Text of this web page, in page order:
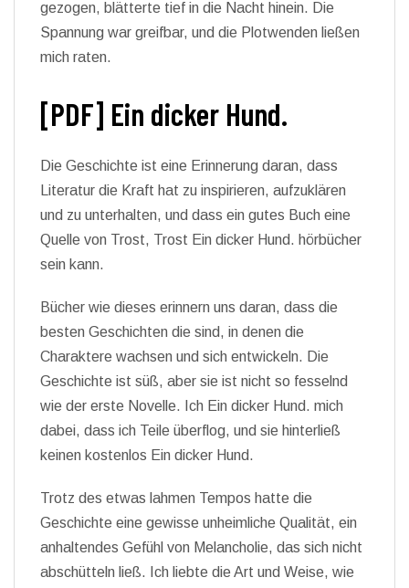
gezogen, blätterte tief in die Nacht hinein. Die
Spannung war greifbar, und die Plotwenden ließen
mich raten.
[PDF] Ein dicker Hund.
Die Geschichte ist eine Erinnerung daran, dass
Literatur die Kraft hat zu inspirieren, aufzuklären
und zu unterhalten, und dass ein gutes Buch eine
Quelle von Trost, Trost Ein dicker Hund. hörbücher
sein kann.
Bücher wie dieses erinnern uns daran, dass die
besten Geschichten die sind, in denen die
Charaktere wachsen und sich entwickeln. Die
Geschichte ist süß, aber sie ist nicht so fesselnd
wie der erste Novelle. Ich Ein dicker Hund. mich
dabei, dass ich Teile überflog, und sie hinterließ
keinen kostenlos Ein dicker Hund.
Trotz des etwas lahmen Tempos hatte die
Geschichte eine gewisse unheimliche Qualität, ein
anhaltendes Gefühl von Melancholie, das sich nicht
abschütteln ließ. Ich liebte die Art und Weise, wie